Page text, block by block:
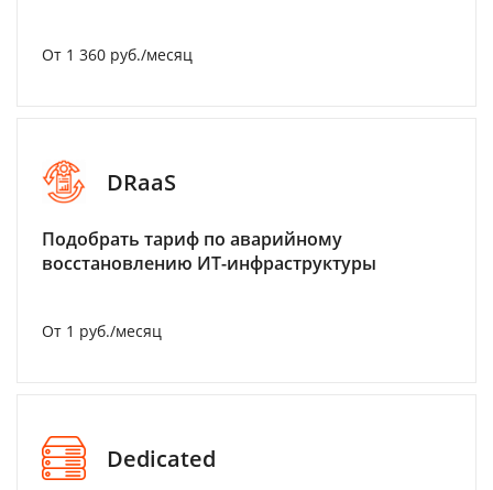
От 1 360 руб./месяц
DRaaS
Подобрать тариф по аварийному
восстановлению ИТ-инфраструктуры
От 1 руб./месяц
Dedicated